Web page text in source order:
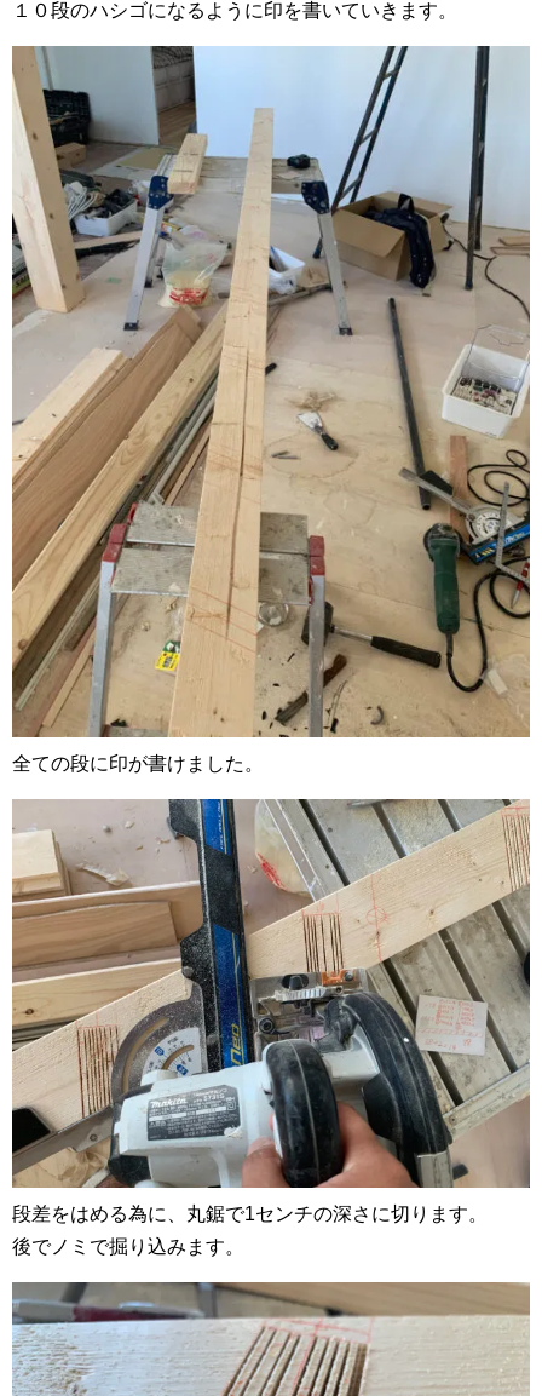
１０段のハシゴになるように印を書いていきます。
全ての段に印が書けました。
段差をはめる為に、丸鋸で1センチの深さに切ります。
後でノミで掘り込みます。